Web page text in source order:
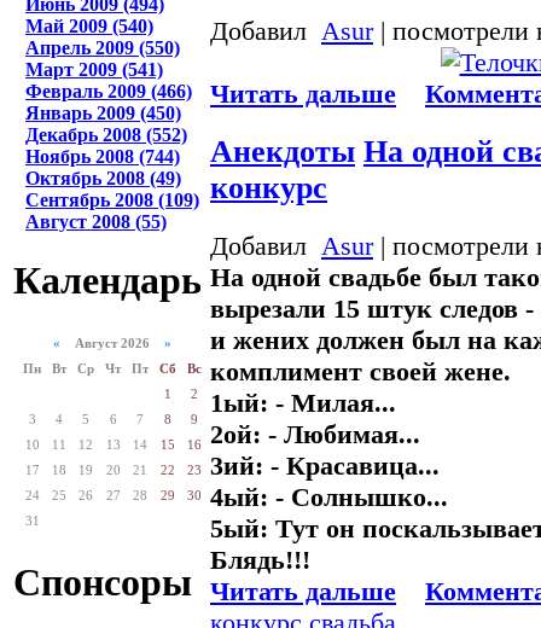
Май 2009 (540)
Апрель 2009 (550)
Март 2009 (541)
Февраль 2009 (466)
Январь 2009 (450)
Декабрь 2008 (552)
Ноябрь 2008 (744)
Октябрь 2008 (49)
Сентябрь 2008 (109)
Август 2008 (55)
Календарь
« Август 2026 »
Пн
Вт Ср Чт Пт Сб
Вс
1
2
3
4 5 6 7 8
9
10
11 12 13 14 15
16
17
18 19 20 21 22
23
24
25 26 27 28 29
30
31
Спонсоры
Добавил Asur| посмотрели
Читать дальше
Анекдоты На одной
конкурс
Добавил Asur| посмотрели
На одной свадьбе был
вырезали 15 штук следов -
и жених должен был на
комплимент своей жене.
1ый: - Милая...
2ой: - Любимая...
3ий: - Красавица...
4ый: - Солнышко...
5ый: Тут он
Блядь!!!
Читать дальше